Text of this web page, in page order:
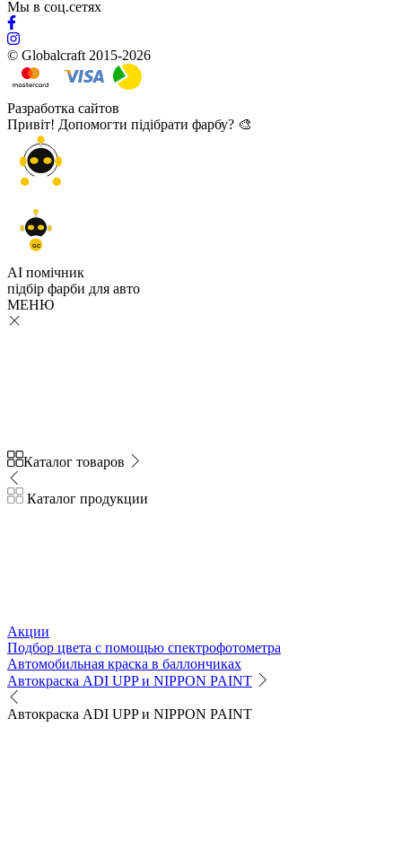
Мы в соц.сетях
© Globalcraft 2015-2026
Разработка сайтов
Привіт! Допомогти підібрати фарбу? 🎨
GC
AI помічник
підбір фарби для авто
МЕНЮ
Каталог товаров
Каталог продукции
Акции
Подбор цвета с помощью спектрофотометра
Автомобильная краска в баллончиках
Автокраска ADI UPP и NIPPON PAINT
Автокраска ADI UPP и NIPPON PAINT